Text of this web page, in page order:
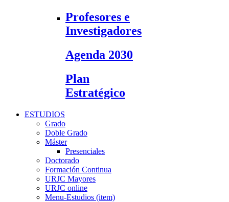
Profesores e
Investigadores
Agenda 2030
Plan
Estratégico
ESTUDIOS
Grado
Doble Grado
Máster
Presenciales
Doctorado
Formación Continua
URJC Mayores
URJC online
Menu-Estudios (item)